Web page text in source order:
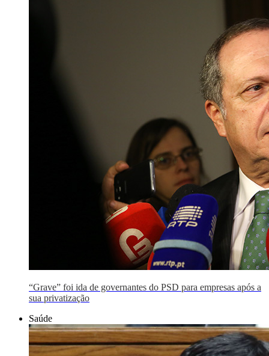
“Grave” foi ida de governantes do PSD para empresas após a
sua privatização
Saúde